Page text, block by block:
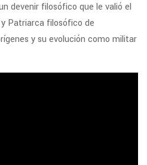
devenir filosófico que le valió el
Patriarca filosófico de
y su evolución como militar